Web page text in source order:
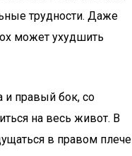
трудности. Даже
может ухудшить
и правый бок, со
на весь живот. В
в правом плече